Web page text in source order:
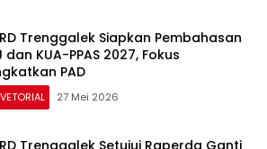
Trenggalek Siapkan Pembahasan
dan KUA-PPAS 2027, Fokus
PAD
27 Mei 2026
Trenggalek Setujui Raperda Ganti